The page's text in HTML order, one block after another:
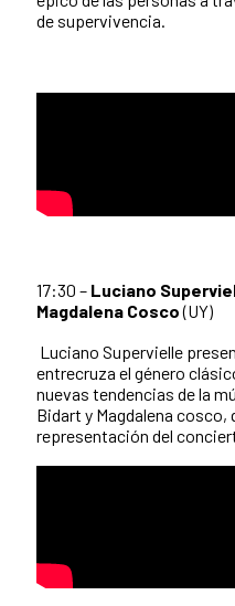
de supervivencia.
17:30 – Luciano
Magdalena Cosco(UY)
Luciano Supervielle
entrecruza el género
nuevas tendencias de la
Bidart y Magdalena cosco,
representación del